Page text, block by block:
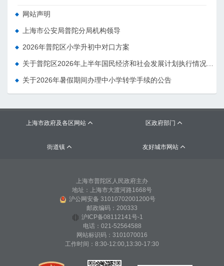
网站声明
上海市公安局普陀分局机构领导
2026年普陀区小学升初中对口方案
关于2026年暑假期间办理中小学转学手续的公告
上海市政府及各区网站  区政府部门 
街道镇  友好城市网站 
上海市普陀区人民政府主办
地址：上海市大渡河路1668号
沪公网安备 31010702001200号
邮政编码：200333
沪ICP备08112141号-1
电话：021-52564588
网站标识码：3101070016
工作时间：8:30-12:00,13:30-17:30